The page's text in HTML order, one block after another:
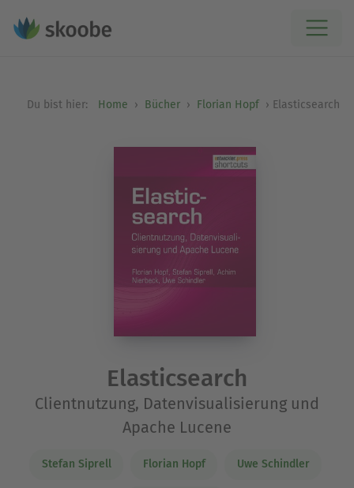
Du bist hier: Home Bücher Florian Hopf Elasticsearch
Elasticsearch
Clientnutzung, Datenvisualisierung und
Apache Lucene
Stefan Siprell Florian Hopf Uwe Schindler